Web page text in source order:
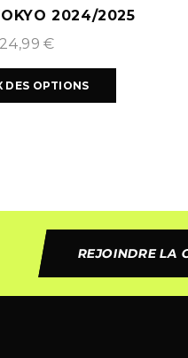
2024/2025
24,99€
DES OPTIONS
REJOINDRE LA